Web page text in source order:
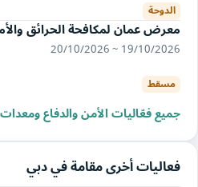
الدوحة
معرض عمان لمكافحة الحرائق
19/10/2026 ~ 20/10/2026
مسقط
جميع فعّاليات الأمن والدفاع
فعاليات أخرى مقامة في دبي